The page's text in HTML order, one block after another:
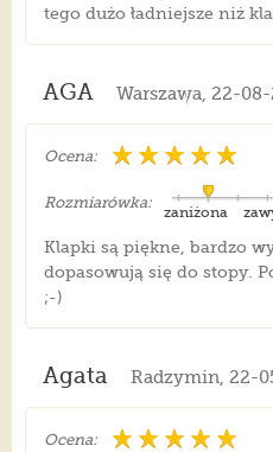
tego dużo ładniejsze niż
AGA Warszawa, 22-
Ocena:
Rozmiarówka:
zaniżona
Klapki są piękne, bardzo
dopasowują się do stopy.
;-)
Agata Radzymin, 22-
Ocena: